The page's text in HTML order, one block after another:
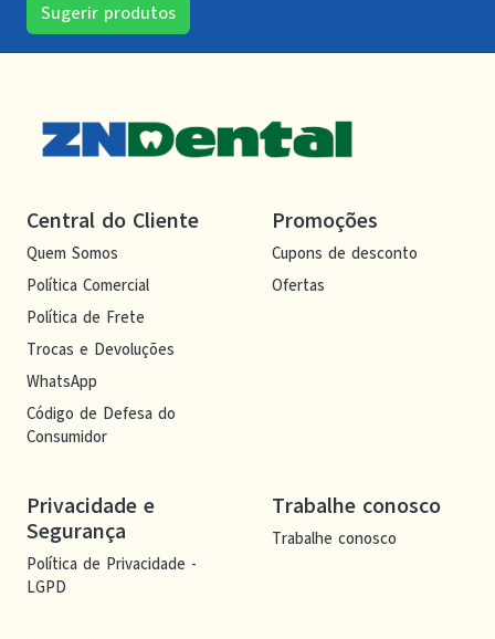
Sugerir produtos
Central do Cliente
Quem Somos
Política Comercial
Política de Frete
Trocas e Devoluções
WhatsApp
Código de Defesa do
Consumidor
Promoções
Cupons de desconto
Ofertas
Privacidade e
Segurança
Política de Privacidade -
LGPD
Trabalhe conosco
Trabalhe conosco